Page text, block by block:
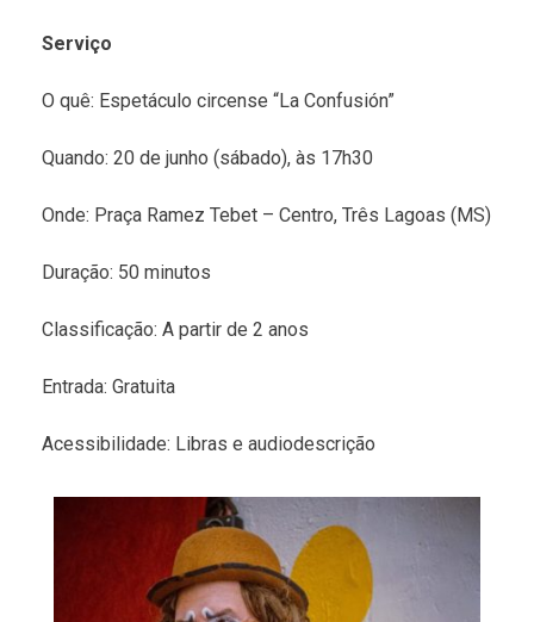
Serviço
O quê: Espetáculo circense “La Confusión”
Quando: 20 de junho (sábado), às 17h30
Onde: Praça Ramez Tebet – Centro, Três Lagoas (MS)
Duração: 50 minutos
Classificação: A partir de 2 anos
Entrada: Gratuita
Acessibilidade: Libras e audiodescrição